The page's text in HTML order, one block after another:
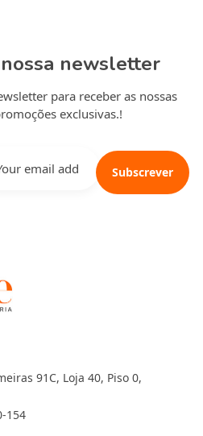
newsletter
para receber as nossas
exclusivas.!
Subscrever
91C, Loja 40, Piso 0,
154